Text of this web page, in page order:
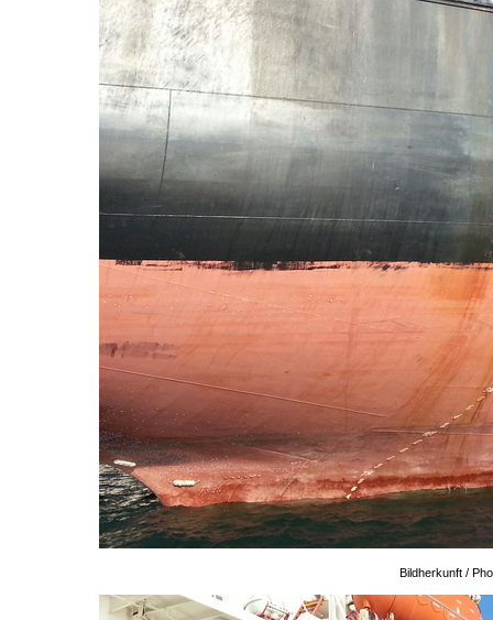
Bildherkunft /